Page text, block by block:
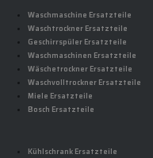
Waschmaschine Ersatzteile
Waschtrockner Ersatzteile
Geschirrspüler Ersatzteile
Waschmaschinen Ersatzteile
Wäschetrockner Ersatzteile
Waschvolltrockner Ersatzteile
Miele Ersatzteile
Bosch Ersatzteile
Kühlschrank Ersatzteile